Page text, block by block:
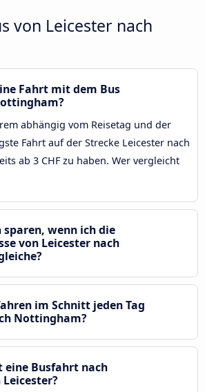
von Leicester nach
Fahrt mit dem Bus
abhängig vom Reisetag und der
Fahrt auf der Strecke Leicester nach
ab 3 CHF zu haben. Wer vergleicht
wenn ich die
von Leicester nach
im Schnitt jeden Tag
Nottingham?
eine Busfahrt nach